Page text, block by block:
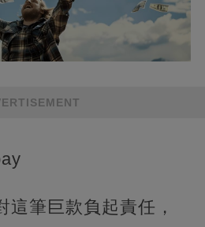
這筆巨款負起責任，